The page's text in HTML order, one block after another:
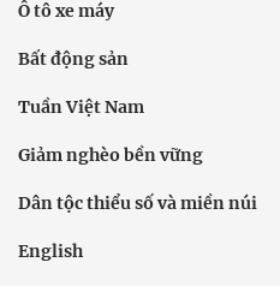
Ô tô xe máy
Bất động sản
Tuần Việt Nam
Giảm nghèo bền vững
Dân tộc thiểu số và miền núi
English